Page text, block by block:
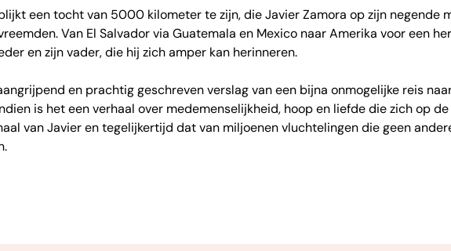
een tocht van 5000 kilometer te zijn, die Javier Zamora op zijn negende
Van El Salvador via Guatemala en Mexico naar Amerika voor een
en zijn vader, die hij zich amper kan herinneren.
en prachtig geschreven verslag van een bijna onmogelijke reis
is het een verhaal over medemenselijkheid, hoop en liefde die zich op
van Javier en tegelijkertijd dat van miljoenen vluchtelingen die geen